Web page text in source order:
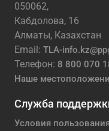
050062,
Кабдолова, 16
Алматы, Казахстан
Email: TLA-
Телефон: 8 800 070
Наше
Служба
Условия